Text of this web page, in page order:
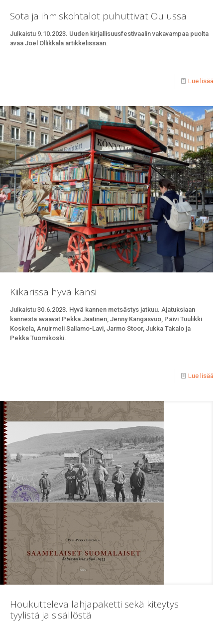
Sota ja ihmiskohtalot puhuttivat Oulussa
Julkaistu 9.10.2023. Uuden kirjallisuusfestivaalin vakavampaa puolta
avaa Joel Ollikkala artikkelissaan.
Lue lisää
Kiikarissa hyvä kansi
Julkaistu 30.6.2023. Hyvä kannen metsästys jatkuu. Ajatuksiaan
kannesta avaavat Pekka Jaatinen, Jenny Kangasvuo, Päivi Tuulikki
Koskela, Anuirmeli Sallamo-Lavi, Jarmo Stoor, Jukka Takalo ja
Pekka Tuomikoski.
Lue lisää
Houkutteleva lahjapaketti sekä kiteytys
tyylistä ja sisällöstä